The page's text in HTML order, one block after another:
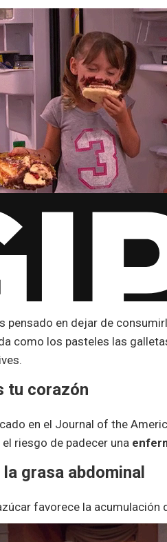
pensado en dejar de
como los pasteles las
tu corazón
en el Journal of the
riesgo de padecer una
grasa abdominal
favorece la acumulación